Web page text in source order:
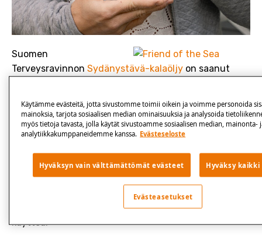
Suomen
Terveysravinnon Sydänystävä-kalaöljy on saanut
ja kestävän kehityksen mukaisesti.
Suomen Terveysravinto on aloittanut tänä vuonna
Friend of the Sea on voittoa tavoittelematon järjestö,
joka edistää kestävää kalastusta ja pyrkii
minimoimaan kalastuksen vaikutusta ekosysteemiin
ja edistää selektiivisten kalastusmenetelmien
käyttöä.
Käytämme evästeitä, jotta sivustomme toimii oikein ja voimme personoida
mainoksia, tarjota sosiaalisen median ominaisuuksia ja analysoida
myös tietoja tavasta, jolla käytät sivustoamme sosiaalisen median, mainonta-
analytiikkakumppaneidemme kanssa. Evästeseloste
Hyväksyn vain välttämättömät evästeet Hyväksy
Evästeasetukset